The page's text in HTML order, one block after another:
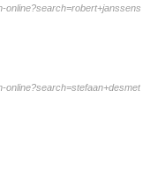
online?search=robert+janssens
online?search=stefaan+desmet